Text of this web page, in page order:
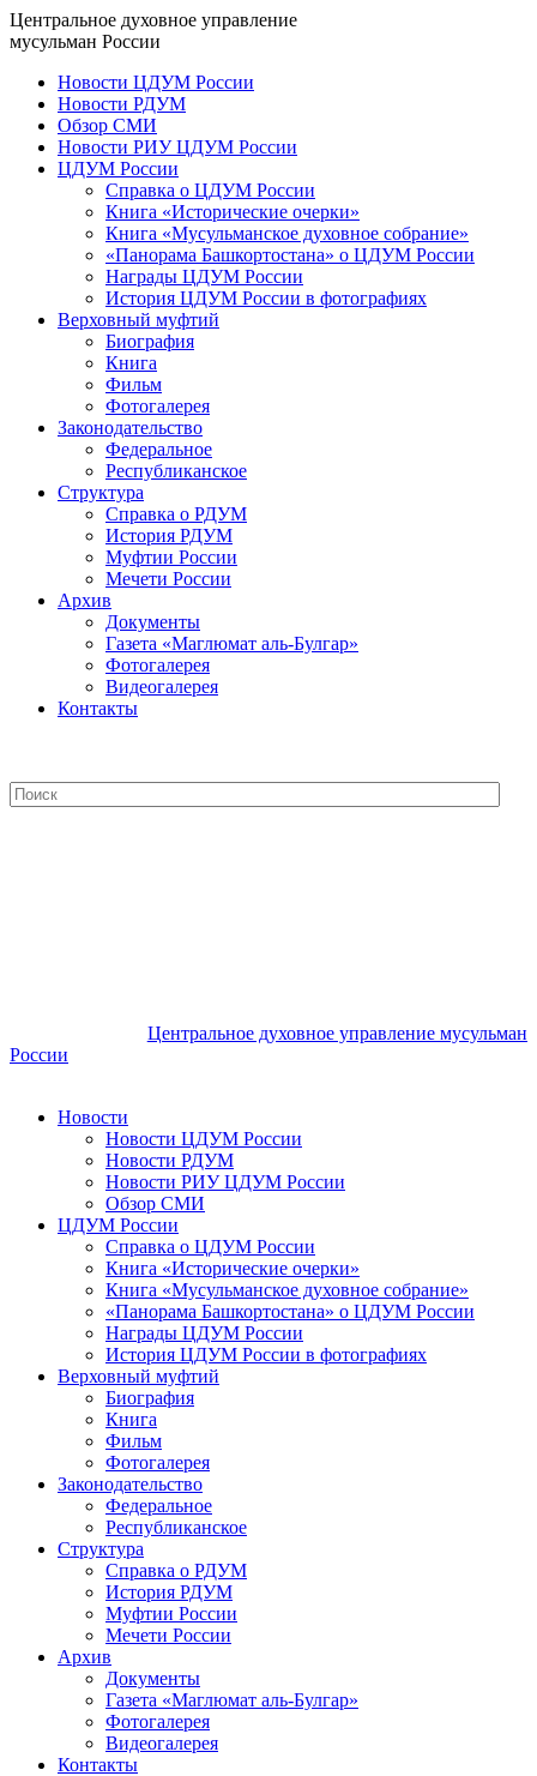
Центральное духовное управление
мусульман России
Новости ЦДУМ России
Новости РДУМ
Обзор СМИ
Новости РИУ ЦДУМ России
ЦДУМ России
Справка о ЦДУМ России
Книга «Исторические очерки»
Книга «Мусульманское духовное собрание»
«Панорама Башкортостана» о ЦДУМ России
Награды ЦДУМ России
История ЦДУМ России в фотографиях
Верховный муфтий
Биография
Книга
Фильм
Фотогалерея
Законодательство
Федеральное
Республиканское
Структура
Справка о РДУМ
История РДУМ
Муфтии России
Мечети России
Архив
Документы
Газета «Маглюмат аль-Булгар»
Фотогалерея
Видеогалерея
Контакты
Центральное духовное управление мусульман
России
Новости
Новости ЦДУМ России
Новости РДУМ
Новости РИУ ЦДУМ России
Обзор СМИ
ЦДУМ России
Справка о ЦДУМ России
Книга «Исторические очерки»
Книга «Мусульманское духовное собрание»
«Панорама Башкортостана» о ЦДУМ России
Награды ЦДУМ России
История ЦДУМ России в фотографиях
Верховный муфтий
Биография
Книга
Фильм
Фотогалерея
Законодательство
Федеральное
Республиканское
Структура
Справка о РДУМ
История РДУМ
Муфтии России
Мечети России
Архив
Документы
Газета «Маглюмат аль-Булгар»
Фотогалерея
Видеогалерея
Контакты